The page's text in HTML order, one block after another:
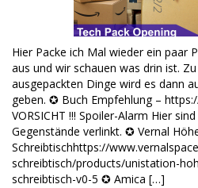
Hier Packe ich Mal wieder ein paar
aus und wir schauen was drin ist.
ausgepackten Dinge wird es dann
geben. ✪ Buch Empfehlung –
VORSICHT !!! Spoiler-Alarm Hier
Gegenstände verlinkt. ✪ Vernal
Schreibtischhttps://
schreibtisch/products/unistation-
schreibtisch-v0-5 ✪ Amica […]